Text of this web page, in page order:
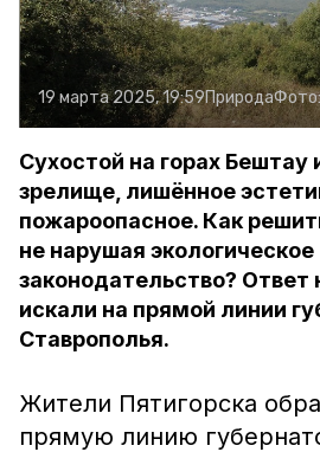
19 марта 2025, 19:59Природа
Сухостой на горах
зрелище, лишённое
пожароопасное. Как
не нарушая экологическое
законодательство? Ответ
искали на прямой линии
Ставрополья.
Жители Пятигорска
прямую линию